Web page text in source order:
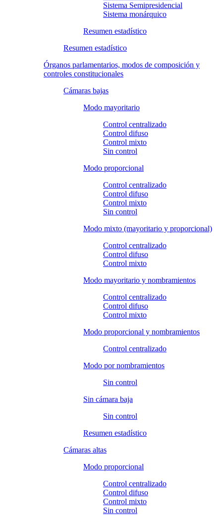
Sistema Semipresidencial
Sistema monárquico
Resumen estadístico
Resumen estadístico
Órganos parlamentarios, modos de composición y
controles constitucionales
Cámaras bajas
Modo mayoritario
Control centralizado
Control difuso
Control mixto
Sin control
Modo proporcional
Control centralizado
Control difuso
Control mixto
Sin control
Modo mixto (mayoritario y proporcional)
Control centralizado
Control difuso
Control mixto
Modo mayoritario y nombramientos
Control centralizado
Control difuso
Control mixto
Modo proporcional y nombramientos
Control centralizado
Modo por nombramientos
Sin control
Sin cámara baja
Sin control
Resumen estadístico
Cámaras altas
Modo proporcional
Control centralizado
Control difuso
Control mixto
Sin control